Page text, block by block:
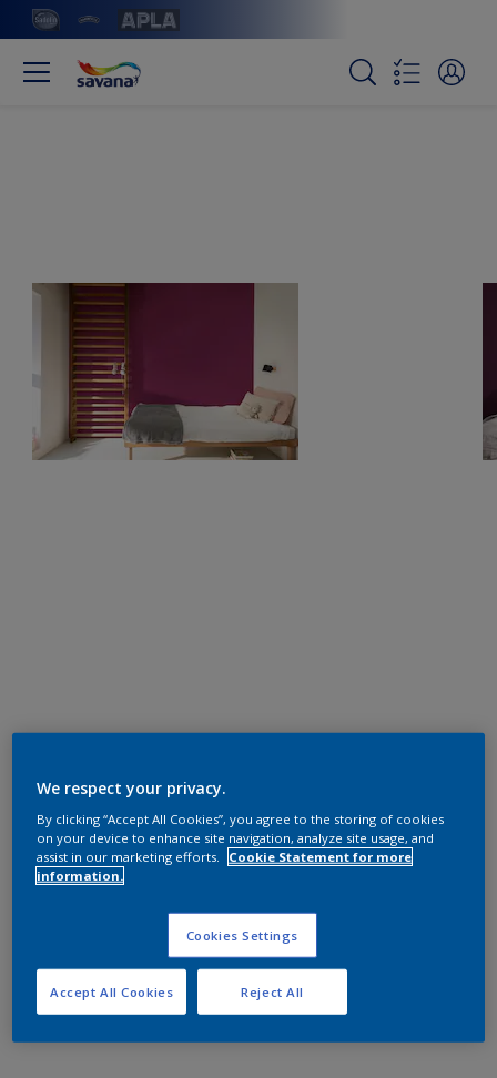
We respect your privacy.
By clicking “Accept All Cookies”, you agree to the storing of cookies
on your device to enhance site navigation, analyze site usage, and
assist in our marketing efforts.
Cookie Statement for more
information.
Cookies Settings
Reject All
Accept All Cookies